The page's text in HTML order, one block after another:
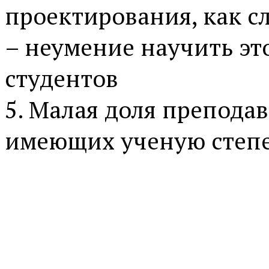
проектирования, как
– неумение научить
студентов
5. Малая доля
имеющих ученую